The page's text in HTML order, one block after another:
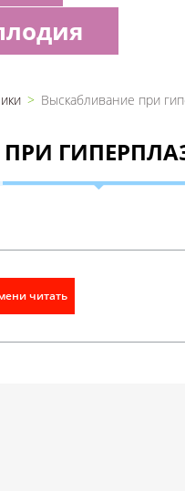
Выскабливание при
читать